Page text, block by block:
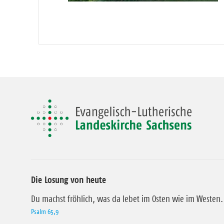
Die Losung von heute
Du machst fröhlich, was da lebet im Osten wie im Westen.
Psalm 65,9